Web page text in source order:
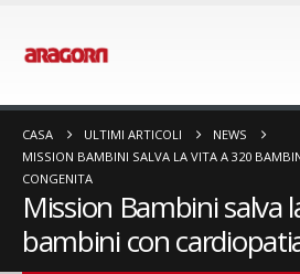
CASA ULTIMI ARTICOLI
NEWS
MISSION BAMBINI SALVA LA VITA A 320
CONGENITA
Mission Bambini salva
bambini con